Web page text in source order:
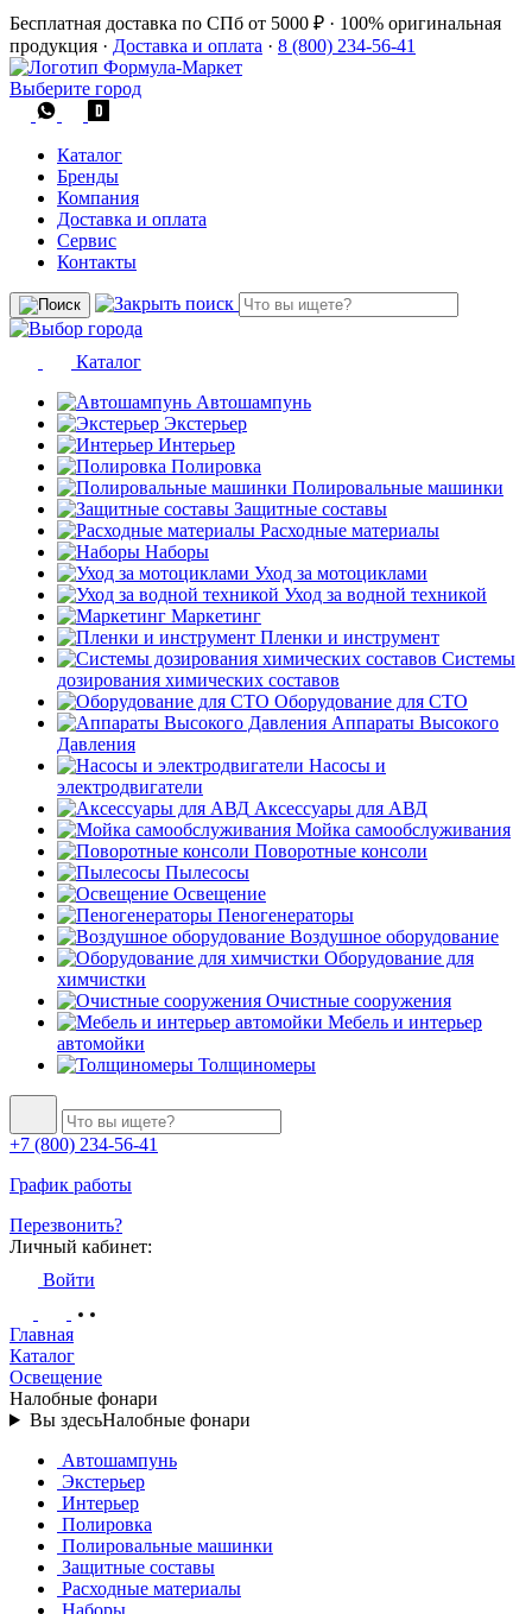
Бесплатная доставка по СПб от 5000 ₽ · 100% оригинальная
продукция · Доставка и оплата · 8 (800) 234-56-41
Выберите город
Каталог
Бренды
Компания
Доставка и оплата
Сервис
Контакты
Каталог
Автошампунь
Экстерьер
Интерьер
Полировка
Полировальные машинки
Защитные составы
Расходные материалы
Наборы
Уход за мотоциклами
Уход за водной техникой
Маркетинг
Пленки и инструмент
Системы
дозирования химических составов
Оборудование для СТО
Аппараты Высокого
Давления
Насосы и
электродвигатели
Аксессуары для АВД
Мойка самообслуживания
Поворотные консоли
Пылесосы
Освещение
Пеногенераторы
Воздушное оборудование
Оборудование для
химчистки
Очистные сооружения
Мебель и интерьер
автомойки
Толщиномеры
+7 (800) 234-56-41
График работы
Перезвонить?
Личный кабинет:
Войти
Главная
Каталог
Освещение
Налобные фонари
Вы здесьНалобные фонари
Автошампунь
Экстерьер
Интерьер
Полировка
Полировальные машинки
Защитные составы
Расходные материалы
Наборы